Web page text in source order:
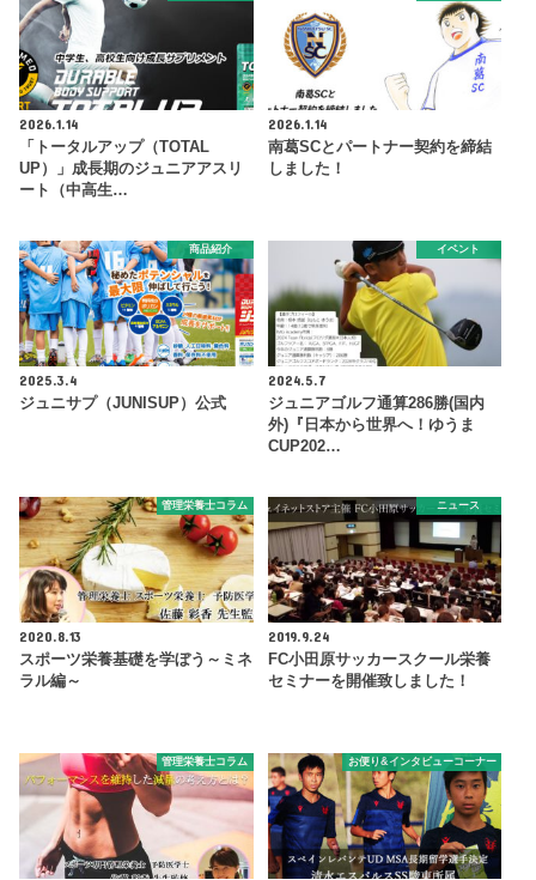
2026.1.14
「トータルアップ（TOTAL
UP）」成長期のジュニアアスリ
ート（中高生…
2026.1.14
南葛SCとパートナー契約を締結
しました！
商品紹介
2025.3.4
ジュニサプ（JUNISUP）公式
イベント
2024.5.7
ジュニアゴルフ通算286勝(国内
外)『日本から世界へ！ゆうま
CUP202…
管理栄養士コラム
2020.8.13
スポーツ栄養基礎を学ぼう～ミネ
ラル編～
ニュース
2019.9.24
FC小田原サッカースクール栄養
セミナーを開催致しました！
管理栄養士コラム お便り&インタビューコーナー